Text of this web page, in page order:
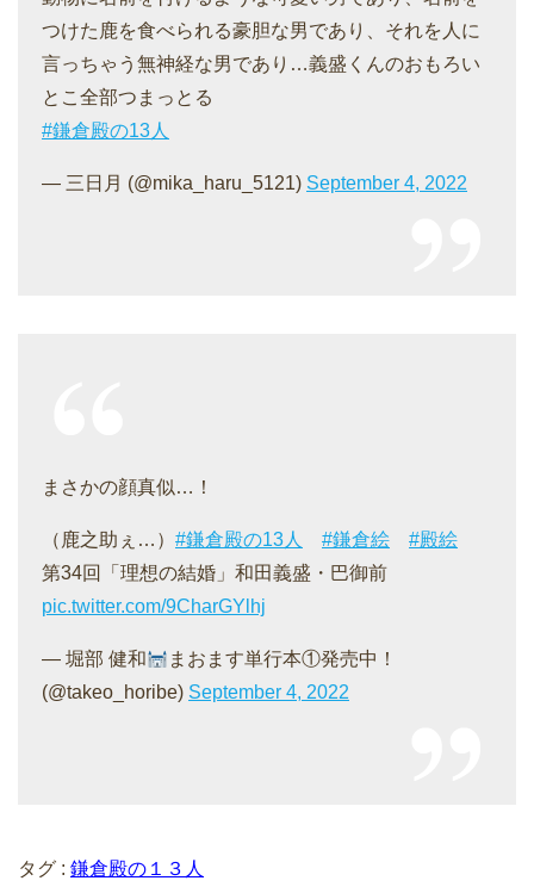
つけた鹿を食べられる豪胆な男であり、それを人に
言っちゃう無神経な男であり…義盛くんのおもろい
とこ全部つまっとる
#鎌倉殿の13人
— 三日月 (@mika_haru_5121) September 4, 2022
まさかの顔真似…！
（鹿之助ぇ…） #鎌倉殿の13人 #鎌倉絵
#殿絵
第34回「理想の結婚」和田義盛・巴御前
pic.twitter.com/9CharGYlhj
— 堀部 健和
まおます単行本①発売中！
(@takeo_horibe) September 4, 2022
タグ : 鎌倉殿の１３人